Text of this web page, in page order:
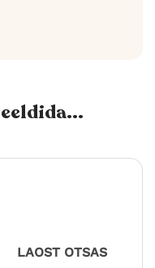
LAOST OTSAS